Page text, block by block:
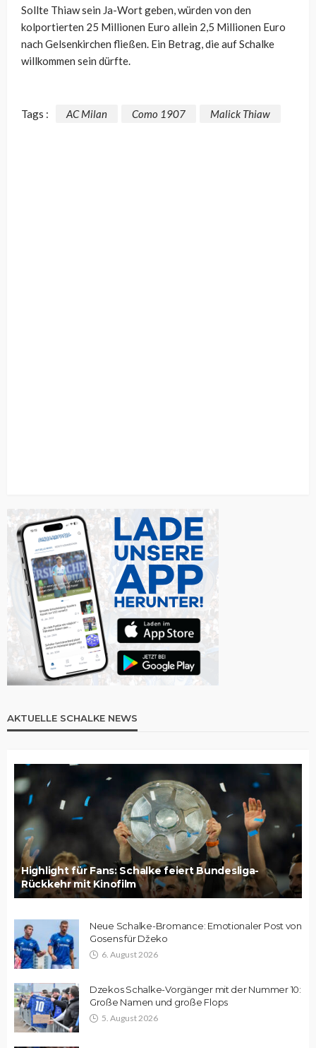
Sollte Thiaw sein Ja-Wort geben, würden von den
kolportierten 25 Millionen Euro allein 2,5 Millionen Euro
nach Gelsenkirchen fließen. Ein Betrag, die auf Schalke
willkommen sein dürfte.
Tags : AC Milan Como 1907 Malick Thiaw
AKTUELLE SCHALKE NEWS
Highlight für Fans: Schalke feiert Bundesliga-
Rückkehr mit Kinofilm
Neue Schalke-Bromance: Emotionaler Post von
Gosens für Džeko
6. August 2026
Dzekos Schalke-Vorgänger mit der Nummer 10:
Große Namen und große Flops
5. August 2026